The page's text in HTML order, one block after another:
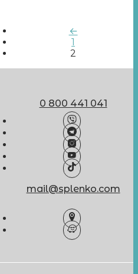
←
1
2
0 800 441 041
mail@splenko.com